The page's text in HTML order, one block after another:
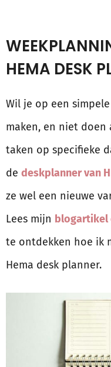
HEMA DESK
Wil je op een
maken, en niet doen
taken op specifieke
de deskplanner van
ze wel een nieuwe
Lees mijn blogartikel
te ontdekken hoe ik
Hema desk planner.